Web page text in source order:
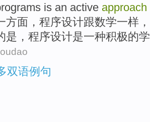
is an active approach
方面 ， 程序设计跟数学一样
是 ， 程序设计是一种积极的
双语例句